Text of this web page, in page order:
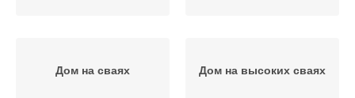
Дом на сваях Дом на высоких сваях